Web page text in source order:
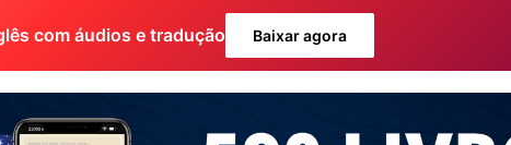
com áudios e tradução Baixar agora